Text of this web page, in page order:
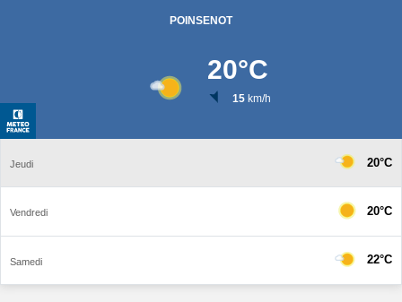
POINSENOT
20°C
15km/h
Jeudi 20°C
Vendredi 20°C
Samedi 22°C